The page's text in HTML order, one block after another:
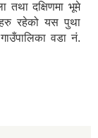
तथा दक्षिणमा भूमे
रहेको यस पुथा
वडा नं.